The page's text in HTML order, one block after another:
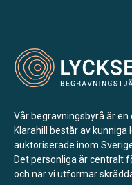
Vår begravningsbyrå är en
Klarahill består av
auktoriserade inom
Det personliga är centralt
och när vi utformar